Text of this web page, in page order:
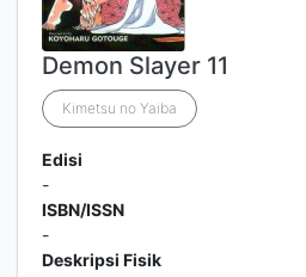
Demon Slayer 11
Kimetsu no Yaiba
Edisi
-
ISBN/ISSN
-
Deskripsi Fisik